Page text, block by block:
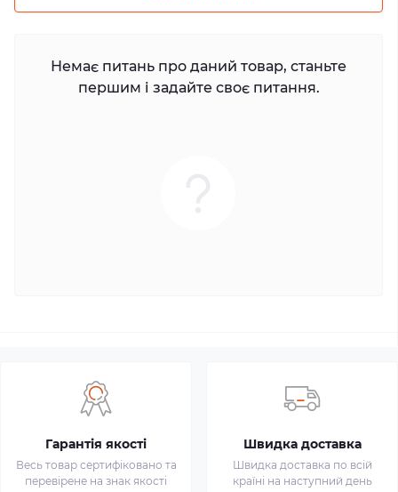
Немає питань про даний товар, станьте
першим і задайте своє питання.
Гарантія якості
Весь товар сертифіковано та
перевірене на знак якості
Швидка доставка
Швидка доставка по всій
країні на наступний день